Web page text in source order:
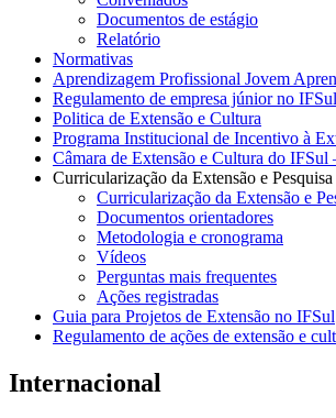
Documentos de estágio
Relatório
Normativas
Aprendizagem Profissional Jovem
Regulamento de empresa júnior no IFSul
Politica de Extensão e Cultura
Programa Institucional de Incentivo à
Câmara de Extensão e Cultura do
Curricularização da Extensão e Pesquisa
Curricularização da Extensão e
Documentos orientadores
Metodologia e cronograma
Vídeos
Perguntas mais frequentes
Ações registradas
Guia para Projetos de Extensão no IFSul
Regulamento de ações de extensão e
Internacional